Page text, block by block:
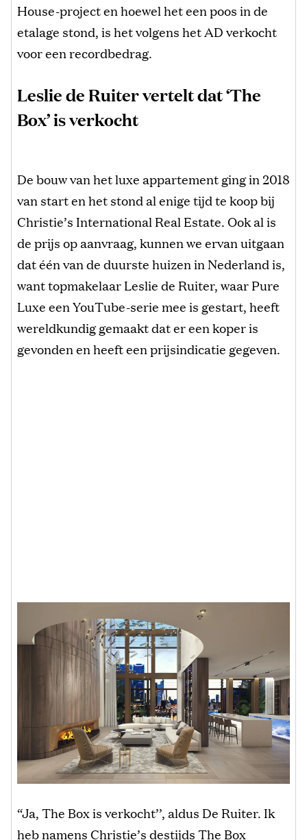
House-project en hoewel het een poos in de
etalage stond, is het volgens het AD verkocht
voor een recordbedrag.
Leslie de Ruiter vertelt dat ‘The
Box’ is verkocht
De bouw van het luxe appartement ging in 2018
van start en het stond al enige tijd te koop bij
Christie’s International Real Estate. Ook al is
de prijs op aanvraag, kunnen we ervan uitgaan
dat één van de duurste huizen in Nederland is,
want topmakelaar Leslie de Ruiter, waar Pure
Luxe een YouTube-serie mee is gestart, heeft
wereldkundig gemaakt dat er een koper is
gevonden en heeft een prijsindicatie gegeven.
“Ja, The Box is verkocht’’, aldus De Ruiter. Ik
heb namens Christie’s destijds The Box